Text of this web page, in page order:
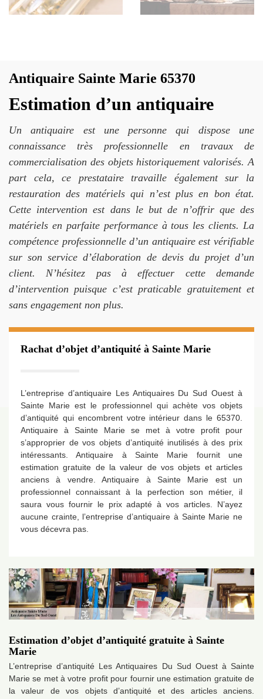
Antiquaire Sainte Marie 65370
Estimation d’un antiquaire
Un antiquaire est une personne qui dispose une
connaissance très professionnelle en travaux de
commercialisation des objets historiquement valorisés. A
part cela, ce prestataire travaille également sur la
restauration des matériels qui n’est plus en bon état.
Cette intervention est dans le but de n’offrir que des
matériels en parfaite performance à tous les clients. La
compétence professionnelle d’un antiquaire est vérifiable
sur son service d’élaboration de devis du projet d’un
client. N’hésitez pas à effectuer cette demande
d’intervention puisque c’est praticable gratuitement et
sans engagement non plus.
Rachat d’objet d’antiquité à Sainte Marie
L’entreprise d’antiquaire Les Antiquaires Du Sud Ouest à
Sainte Marie est le professionnel qui achète vos objets
d’antiquité qui encombrent votre intérieur dans le 65370.
Antiquaire à Sainte Marie se met à votre profit pour
s’approprier de vos objets d’antiquité inutilisés à des prix
intéressants. Antiquaire à Sainte Marie fournit une
estimation gratuite de la valeur de vos objets et articles
anciens à vendre. Antiquaire à Sainte Marie est un
professionnel connaissant à la perfection son métier, il
saura vous fournir le prix adapté à vos articles. N’ayez
aucune crainte, l’entreprise d’antiquaire à Sainte Marie ne
vous décevra pas.
Estimation d’objet d’antiquité gratuite à Sainte
Marie
L’entreprise d’antiquité Les Antiquaires Du Sud Ouest à Sainte
Marie se met à votre profit pour fournir une estimation gratuite de
la valeur de vos objets d’antiquité et des articles anciens.